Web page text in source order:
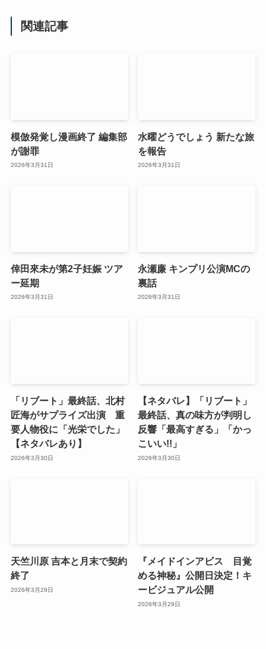
関連記事
模倣発覚し漫画終了 編集部
が謝罪
2026年3月31日
水曜どうでしょう 新たな旅
を報告
2026年3月31日
倖田來未が第2子妊娠 ツア
ー延期
2026年3月31日
永瀬廉 キンプリ公演MCの
裏話
2026年3月31日
「リブート」最終話、北村
匠海がサプライズ出演 重
要人物役に「光栄でした」
【ネタバレあり】
2026年3月30日
【ネタバレ】「リブート」
最終話、真の味方が判明し
反響「最高すぎる」「かっ
こいい!!」
2026年3月30日
天竺川原 吉本と月末で契約
終了
2026年3月29日
『メイドインアビス 目覚
める神秘』公開日決定！キ
ービジュアル公開
2026年3月29日